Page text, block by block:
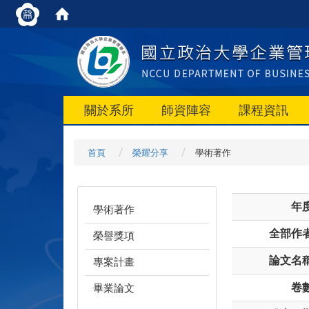
關於系所 師資陣容 課程資訊
首頁 榮耀分享 學術著作
學術著作
榮譽獎項
專案計畫
畢業論文
年
全部作
論文名
卷